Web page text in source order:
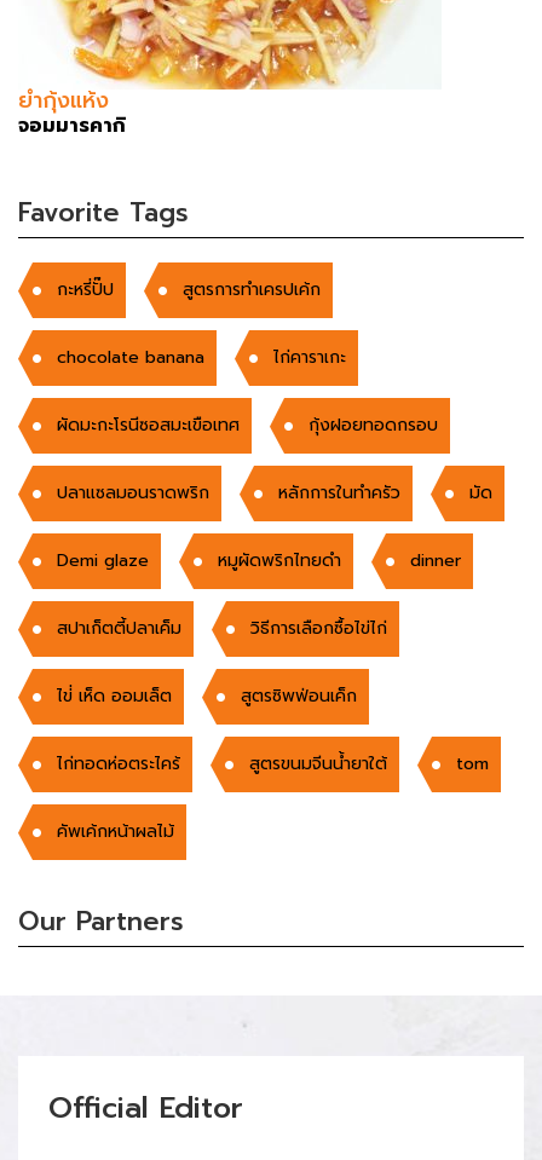
ยำกุ้งแห้ง
จอมมารคากิ
Favorite Tags
กะหรี่ปั๊ป สูตรการทำเครปเค้ก
chocolate banana ไก่คาราเกะ
ผัดมะกะโรนีซอสมะเขือเทศ กุ้งฝอยทอดกรอบ
ปลาแซลมอนราดพริก หลักการในทำครัว มัด
Demi glaze หมูผัดพริกไทยดำ dinner
สปาเก็ตตี้ปลาเค็ม วิธีการเลือกซื้อไข่ไก่
ไข่่ เห็ด ออมเล็ต สูตรซิพฟ่อนเค็ก
ไก่ทอดห่อตระไคร้ สูตรขนมจีนนํ้ายาใต้ tom
คัพเค้กหน้าผลไม้
Our Partners
Official Editor